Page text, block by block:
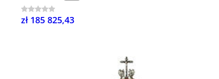
zł 185 825,43